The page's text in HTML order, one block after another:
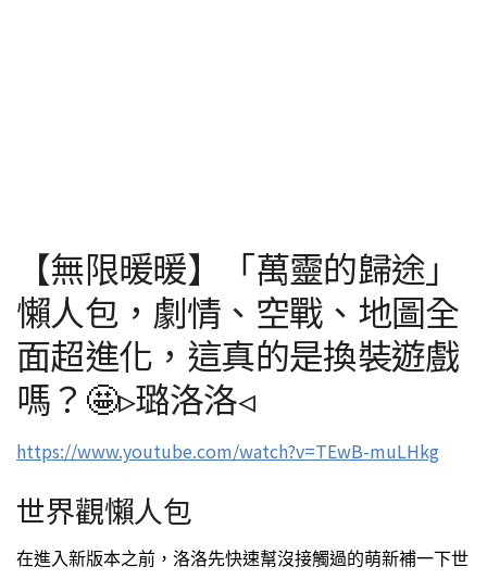
【無限暖暖】「萬靈的歸途」
懶人包，劇情、空戰、地圖全
面超進化，這真的是換裝遊戲
嗎？🤩▹璐洛洛◃
https://www.youtube.com/watch?v=TEwB-muLHkg
世界觀懶人包
在進入新版本之前，洛洛先快速幫沒接觸過的萌新補一下世